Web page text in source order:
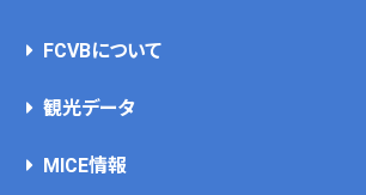
FCVBについて
観光データ
MICE情報